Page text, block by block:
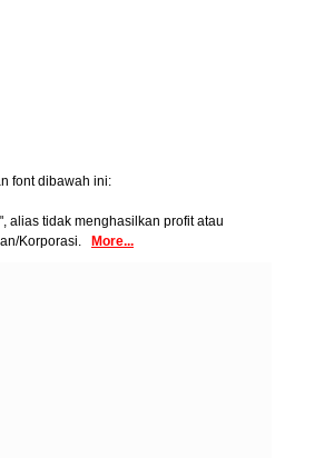
font dibawah ini:
alias tidak menghasilkan profit atau
Korporasi.
More...